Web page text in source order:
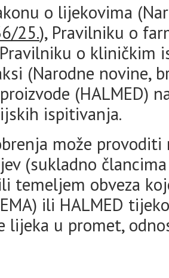
o lijekovima
25.), Pravilniku o
o kliničkim
(Narodne novine,
(HALMED)
ispitivanja.
može
(sukladno člancima
temeljem obveza
ili HALMED
lijeka u promet,